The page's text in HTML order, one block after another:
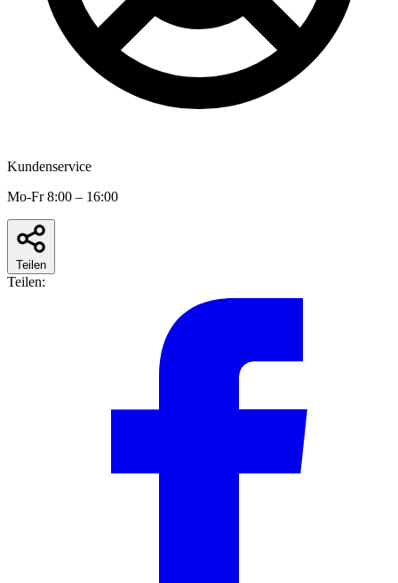
Kundenservice
Mo-Fr 8:00 – 16:00
Teilen
Teilen: